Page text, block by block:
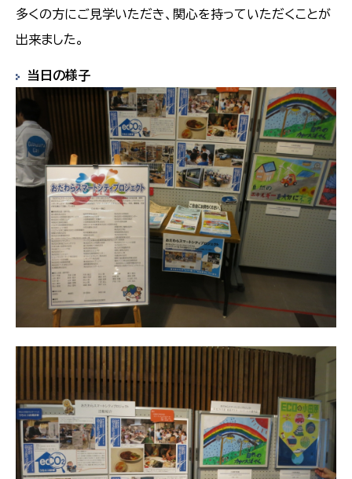
多くの方にご見学いただき、関心を持っていただくことが
出来ました。
当日の様子